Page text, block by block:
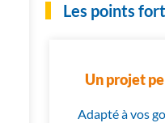
Les points
Un projet
Adapté à vos